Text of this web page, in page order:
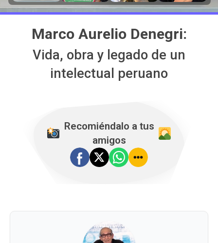
Marco Aurelio Denegri:
Vida, obra y legado de un
intelectual peruano
Recomiéndalo a tus
amigos